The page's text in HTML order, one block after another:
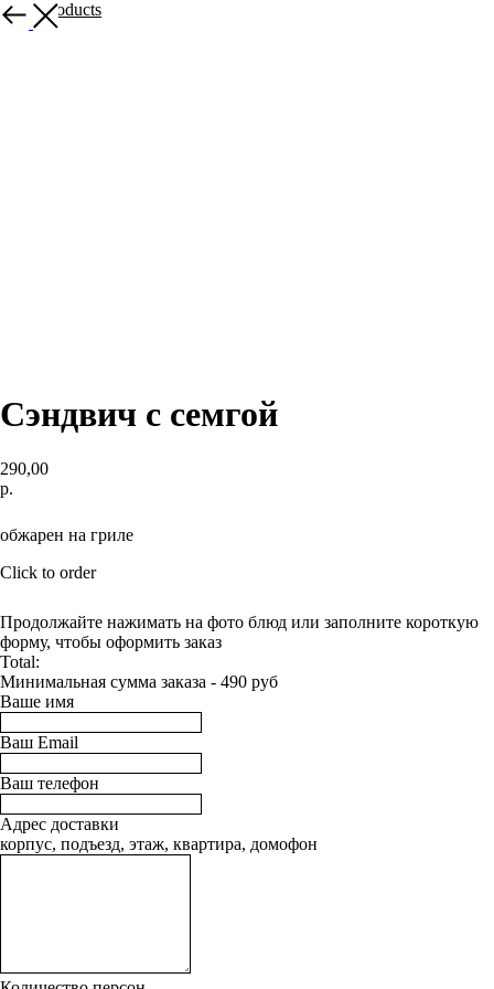
More products
Сэндвич с семгой
290,00
р.
обжарен на гриле
Click to order
Продолжайте нажимать на фото блюд или заполните короткую
форму, чтобы оформить заказ
Total:
Минимальная сумма заказа - 490 руб
Ваше имя
Ваш Email
Ваш телефон
Адрес доставки
корпус, подъезд, этаж, квартира, домофон